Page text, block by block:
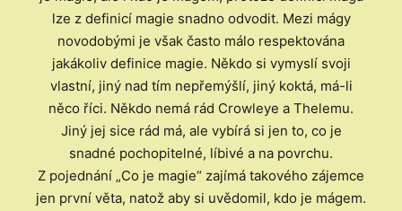
lze z definicí magie snadno odvodit. Mezi mágy
novodobými je však často málo respektována
jakákoliv definice magie. Někdo si vymyslí svoji
vlastní, jiný nad tím nepřemýšlí, jiný koktá, má-li
něco říci. Někdo nemá rád Crowleye a Thelemu.
Jiný jej sice rád má, ale vybírá si jen to, co je
snadné pochopitelné, líbivé a na povrchu.
Z pojednání „Co je magie“ zajímá takového zájemce
jen první věta, natož aby si uvědomil, kdo je mágem.